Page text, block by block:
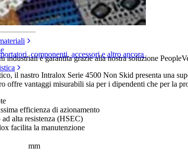
componenti, accessori e altro ancora
industriali è garantita grazie alla nostra soluzione
il nastro Intralox Serie 4500 Non Skid presenta una
offre vantaggi misurabili sia per i dipendenti che per la
efficienza di azionamento
alta resistenza (HSEC)
facilita la manutenzione
mm